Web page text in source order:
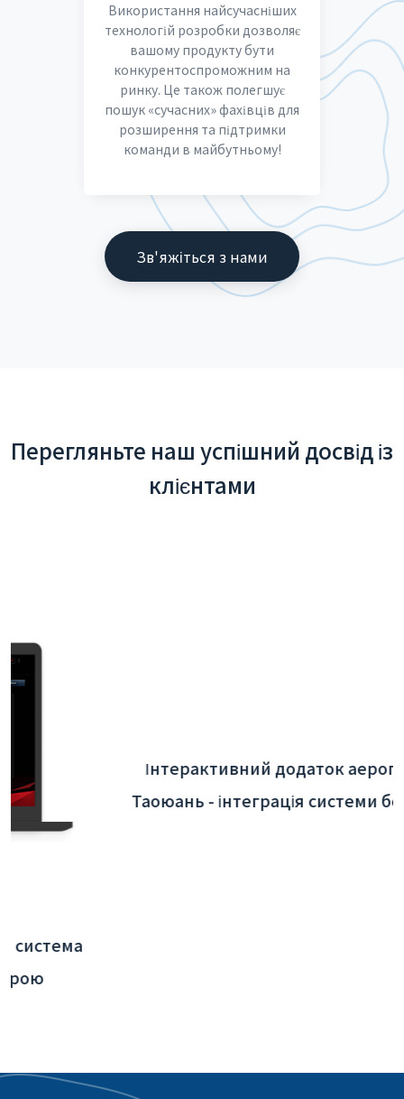
Використання найсучасніших
технологій розробки дозволяє
вашому продукту бути
конкурентоспроможним на
ринку. Це також полегшує
пошук «сучасних» фахівців для
розширення та підтримки
команди в майбутньому!
Зв'яжіться з нами
Перегляньте наш успішний досвід із
клієнтами
Інтерактивний додаток аеропорту
Таоюань - інтеграція системи бекенду